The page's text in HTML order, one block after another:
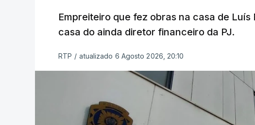
Empreiteiro que fez obras na casa de
casa do ainda diretor financeiro da PJ.
RTP / atualizado 6 Agosto 2026, 20:10